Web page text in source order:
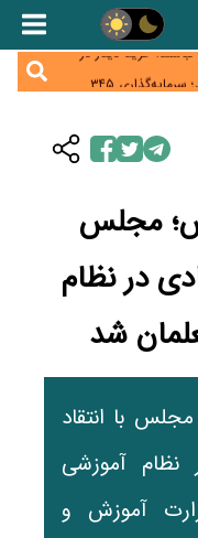
شد
خرید دینار در
جنگ کریدورها وارد فاز جدید شد؛ سرمایه‌گذاری ۳۴۵
نقدینگی؛ نقش
از تولید
مجلس
در نظام
شد
با انتقاد
نظام آموزشی
آموزش و